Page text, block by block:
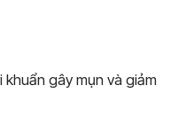
gây mụn và giảm